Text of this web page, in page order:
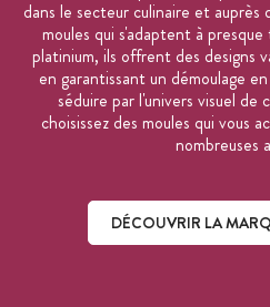
dans le secteur culinaire et auprès
moules qui s'adaptent à
platinium, ils offrent des designs
en garantissant un démoulage
séduire par l'univers visuel
choisissez des moules qui vous
nombreuses
DÉCOUVRIR LA